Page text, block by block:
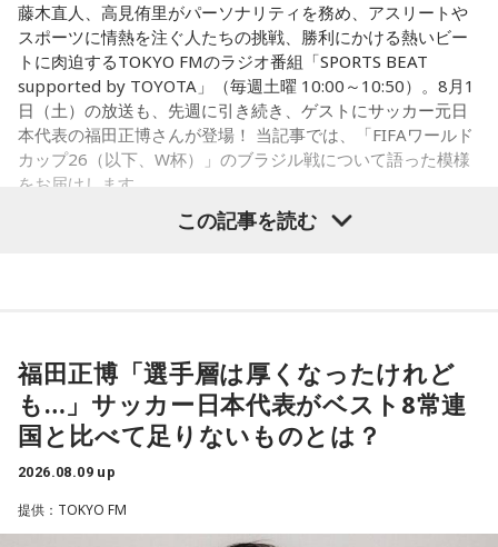
藤木直人、高見侑里がパーソナリティを務め、アスリートや
スポーツに情熱を注ぐ人たちの挑戦、勝利にかける熱いビー
トに肉迫するTOKYO FMのラジオ番組「SPORTS BEAT
supported by TOYOTA」（毎週土曜 10:00～10:50）。8月1
日（土）の放送も、先週に引き続き、ゲストにサッカー元日
本代表の福田正博さんが登場！ 当記事では、「FIFAワールド
カップ26（以下、W杯）」のブラジル戦について語った模様
をお届けします。
輝き、Jリーグ通算228試合出場93得点を挙げ、日本代表では
45試合出場で9ゴールを記録するなど活躍を見せ、1993年に
はW杯アジア地区最終予選にも出場しました。2002年に現役
を引退した後は、サッカー解説者としてメディアでの活動の
活かしながら幅広く活動しています。
◆福田正博がW杯ブラジル戦を総括
この記事を読む
福田正博「選手層は厚くなったけれど
も…」サッカー日本代表がベスト8常連
国と比べて足りないものとは？
2026.08.09 up
提供：TOKYO FM